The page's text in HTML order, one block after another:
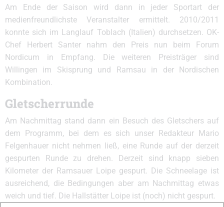
Am Ende der Saison wird dann in jeder Sportart der
medienfreundlichste Veranstalter ermittelt. 2010/2011
konnte sich im Langlauf Toblach (Italien) durchsetzen. OK-
Chef Herbert Santer nahm den Preis nun beim Forum
Nordicum in Empfang. Die weiteren Preisträger sind
Willingen im Skisprung und Ramsau in der Nordischen
Kombination.
Gletscherrunde
Am Nachmittag stand dann ein Besuch des Gletschers auf
dem Programm, bei dem es sich unser Redakteur Mario
Felgenhauer nicht nehmen ließ, eine Runde auf der derzeit
gespurten Runde zu drehen. Derzeit sind knapp sieben
Kilometer der Ramsauer Loipe gespurt. Die Schneelage ist
ausreichend, die Bedingungen aber am Nachmittag etwas
weich und tief. Die Hallstätter Loipe ist (noch) nicht gespurt.